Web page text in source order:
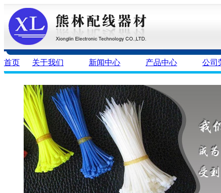
首页 关于我们 新闻中心 产品中心 公司